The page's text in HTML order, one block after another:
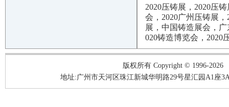
2020压铸展，2020压
会，2020广州压铸展
展，中国铸造展会，
020铸造博览会，2020
版权所有 Copyright © 1996-2026
地址:广州市天河区珠江新城华明路29号星汇园A1座